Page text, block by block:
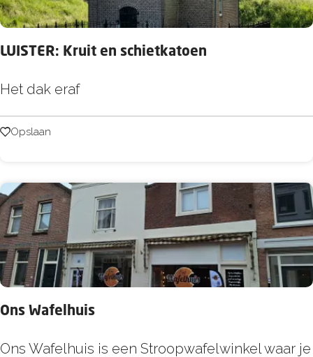
LUISTER: Kruit en schietkatoen
L
I
E
R
:
K
r
i
t
Het dak eraf
Opslaan
Opslaan
Ons Wafelhuis
O
Ons Wafelhuis is een Stroopwafelwinkel waar je